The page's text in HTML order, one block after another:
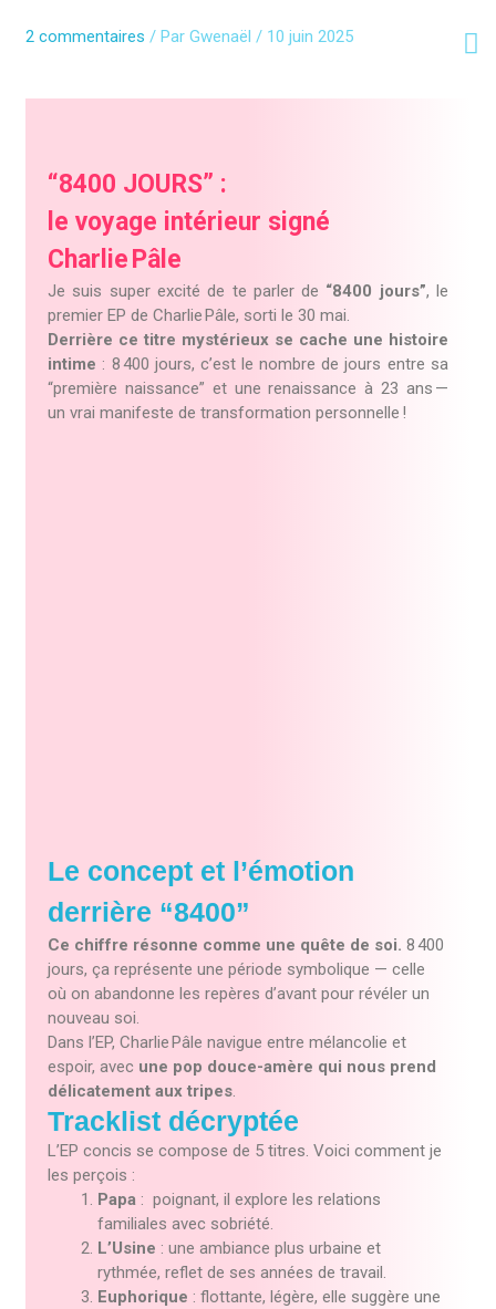
2 commentaires / ParGwenaël / 10 juin 2025
“8400 JOURS” :
le voyage intérieur signé
Charlie Pâle
Je suis super excité de te parler de “8400 jours”, le
premier EP de Charlie Pâle, sorti le 30 mai.
Derrière ce titre mystérieux se cache une histoire
intime : 8 400 jours, c’est le nombre de jours entre sa
“première naissance” et une renaissance à 23 ans —
un vrai manifeste de transformation personnelle !
Le concept et l’émotion
derrière “8400”
Ce chiffre résonne comme une quête de soi. 8 400
jours, ça représente une période symbolique — celle
où on abandonne les repères d’avant pour révéler un
nouveau soi.
Dans l’EP, Charlie Pâle navigue entre mélancolie et
espoir, avec une pop douce-amère qui nous prend
délicatement aux tripes.
Tracklist décryptée
L’EP concis se compose de 5 titres. Voici comment je
les perçois :
Papa : poignant, il explore les relations
familiales avec sobriété.
L’Usine : une ambiance plus urbaine et
rythmée, reflet de ses années de travail.
Euphorique : flottante, légère, elle suggère une